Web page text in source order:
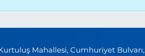
Mahallesi, Cumhuriyet Bulvarı,